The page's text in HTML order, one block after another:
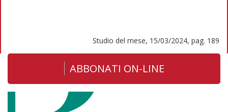
Studio del mese, 15/03/2024, pag. 189
ABBONATI ON-LINE